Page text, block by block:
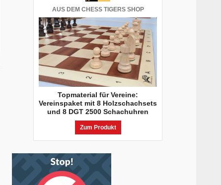
AUS DEM CHESS TIGERS SHOP
Topmaterial für Vereine:
Vereinspaket mit 8 Holzschachsets
und 8 DGT 2500 Schachuhren
Zum Produkt